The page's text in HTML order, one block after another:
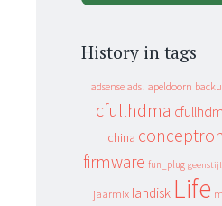
History in tags
adsense adsl apeldoorn
cfullhdma
china
firmware fun_plug geenstijl
jaarmix landisk Life